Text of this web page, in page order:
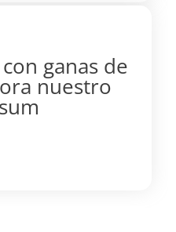
ganas de
nuestro